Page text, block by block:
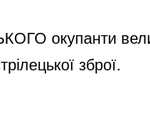
окупанти вели
зброї.